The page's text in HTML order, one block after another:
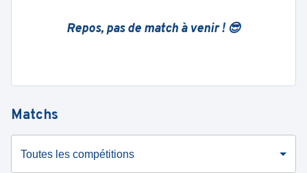
Repos, pas de match à venir ! 😎
Matchs
Toutes les compétitions